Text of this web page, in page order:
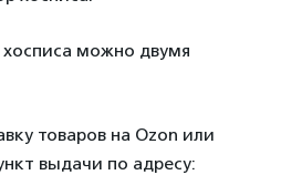
можно двумя
товаров на Ozon или
выдачи по адресу: